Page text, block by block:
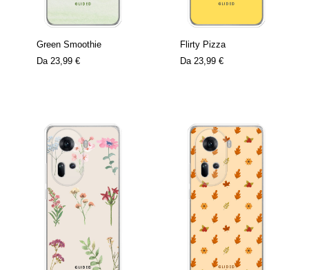
Green Smoothie
Da 23,99 €
Flirty Pizza
Da 23,99 €